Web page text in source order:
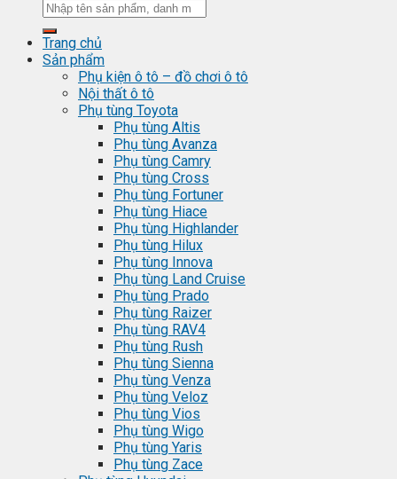
Trang chủ
Sản phẩm
Phụ kiện ô tô – đồ chơi ô tô
Nội thất ô tô
Phụ tùng Toyota
Phụ tùng Altis
Phụ tùng Avanza
Phụ tùng Camry
Phụ tùng Cross
Phụ tùng Fortuner
Phụ tùng Hiace
Phụ tùng Highlander
Phụ tùng Hilux
Phụ tùng Innova
Phụ tùng Land Cruise
Phụ tùng Prado
Phụ tùng Raizer
Phụ tùng RAV4
Phụ tùng Rush
Phụ tùng Sienna
Phụ tùng Venza
Phụ tùng Veloz
Phụ tùng Vios
Phụ tùng Wigo
Phụ tùng Yaris
Phụ tùng Zace